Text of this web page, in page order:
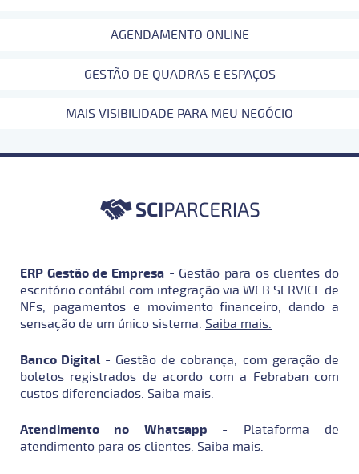
AGENDAMENTO ONLINE
GESTÃO DE QUADRAS E ESPAÇOS
MAIS VISIBILIDADE PARA MEU NEGÓCIO
ERP Gestão de Empresa - Gestão para os clientes do
escritório contábil com integração via WEB SERVICE de
NFs, pagamentos e movimento financeiro, dando a
sensação de um único sistema. Saiba mais.
Banco Digital - Gestão de cobrança, com geração de
boletos registrados de acordo com a Febraban com
custos diferenciados. Saiba mais.
Atendimento no Whatsapp
- Plataforma de
atendimento para os clientes. Saiba mais.